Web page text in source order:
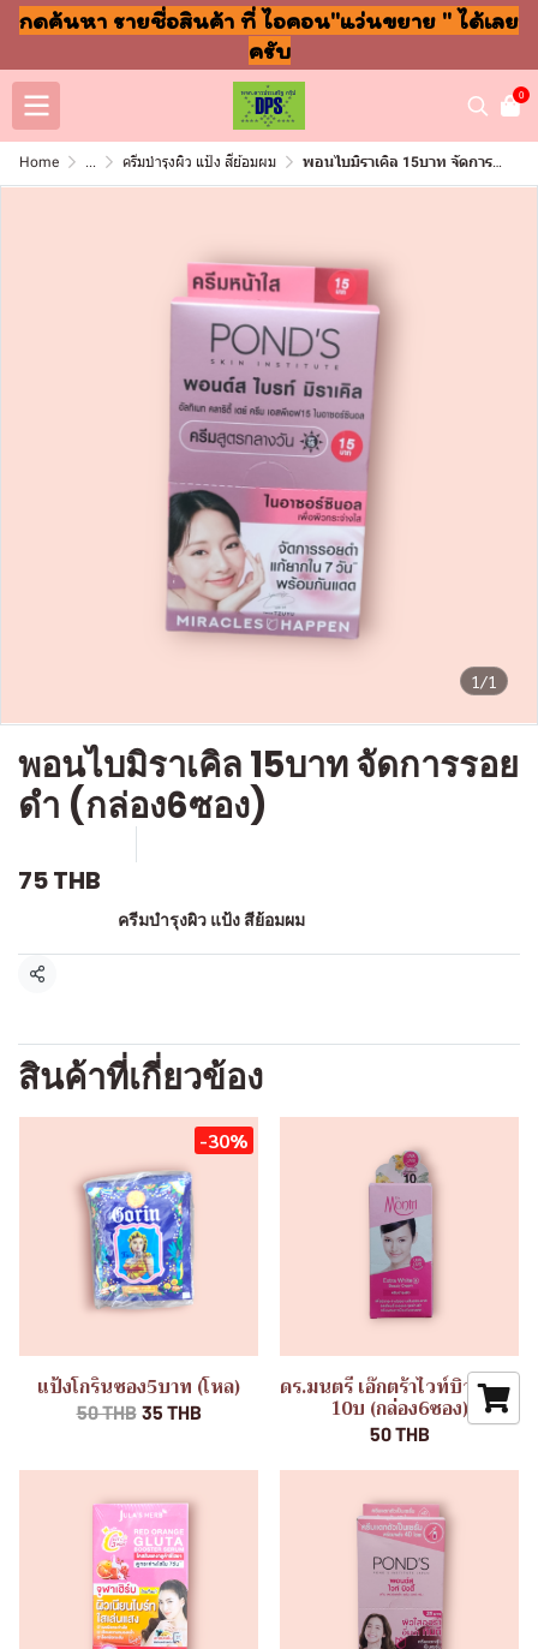
กดค้นหา รายชื่อสินค้า ที่ ไอคอน"แว่นขยาย " ได้เลย
ครับ
0
Home ... ครีมบำรุงผิว แป้ง สีย้อมผม พอนไบมิราเคิล 15บาท จัดการรอยดำ (กล่อง6ซอง)
1/1
พอนไบมิราเคิล 15บาท จัดการรอย
ดำ (กล่อง6ซอง)
75 THB
ครีมบำรุงผิว แป้ง สีย้อมผม
แชร์
สินค้าที่เกี่ยวข้อง
-30%
แป้งโกรินซอง5บาท (โหล)
50 THB 35 THB
ดร.มนตรี เอ๊กตร้าไวท์บิวตี้ครีม
10บ (กล่อง6ซอง)
50 THB